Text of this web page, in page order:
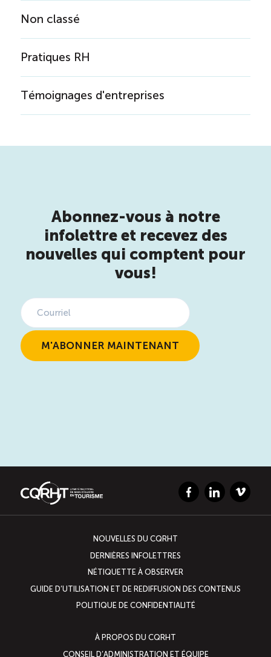
Non classé
Pratiques RH
Témoignages d'entreprises
Abonnez-vous à notre
infolettre et recevez des
nouvelles qui comptent pour
vous!
FacebookLinkedInVimeo
NOUVELLES DU CQRHT
DERNIÈRES INFOLETTRES
NÉTIQUETTE À OBSERVER
GUIDE D’UTILISATION ET DE REDIFFUSION DES CONTENUS
POLITIQUE DE CONFIDENTIALITÉ
À PROPOS DU CQRHT
CONSEIL D’ADMINISTRATION ET ÉQUIPE